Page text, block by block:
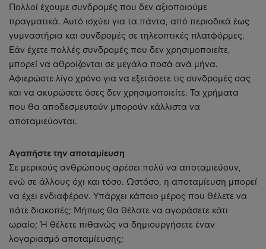
Πολλοί έχουμε συνδρομές που δεν αξιοποιούμε
πραγματικά. Αυτό ισχύει για τα πάντα, από περιοδικά έως
γυμναστήρια και συνδρομές σε τηλεοπτικές πλατφόρμες.
Εάν έχετε πολλές συνδρομές που δεν χρησιμοποιείτε,
μπορεί να αθροίζονται σε μεγάλα ποσά ανά μήνα.
Αφιερώστε λίγο χρόνο για να εξετάσετε τις συνδρομές σας
και να ακυρώσετε όσες δεν χρησιμοποιείτε. Τα χρήματα
που θα αποδεσμευτούν μπορούν κάλλιστα να
αποταμιεύονται.
Αγαπήστε την αποταμίευση
Σε μερικούς ανθρώπους αρέσει πολύ να αποταμιεύουν,
ενώ σε άλλους όχι και τόσο. Ωστόσο, η αποταμίευση μπορεί
να έχει ενδιαφέρον. Υπάρχει κάποιο μέρος που θέλετε να
πάτε διακοπές; Μήπως θα θέλατε να αγοράσετε κάτι
ωραίο; Ή θέλετε πιθανώς να δημιουργήσετε έναν
λογαριασμό αποταμίευσης;